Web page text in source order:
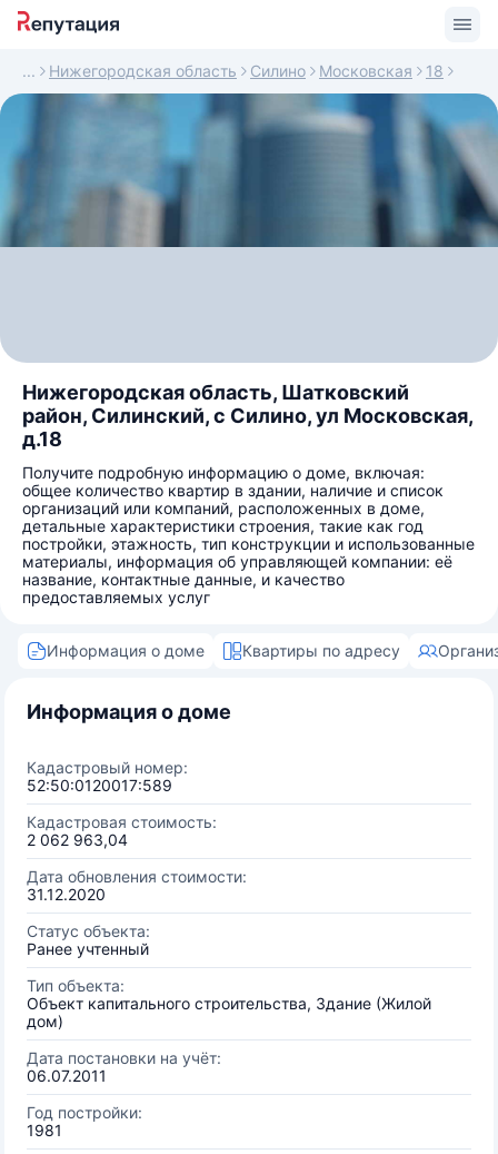
Нижегородская область Силино Московская 18
Нижегородская область, Шатковский
район, Силинский, с Силино, ул Московская,
д.18
Получите подробную информацию о доме, включая:
общее количество квартир в здании, наличие и список
организаций или компаний, расположенных в доме,
детальные характеристики строения, такие как год
постройки, этажность, тип конструкции и использованные
материалы, информация об управляющей компании: её
название, контактные данные, и качество
предоставляемых услуг
Информация о доме Квартиры по адресу
Информация о доме
Кадастровый номер:
52:50:0120017:589
Кадастровая стоимость:
2 062 963,04
Дата обновления стоимости:
31.12.2020
Статус объекта:
Ранее учтенный
Тип объекта:
Объект капитального строительства, Здание (Жилой
дом)
Дата постановки на учёт:
06.07.2011
Год постройки:
1981